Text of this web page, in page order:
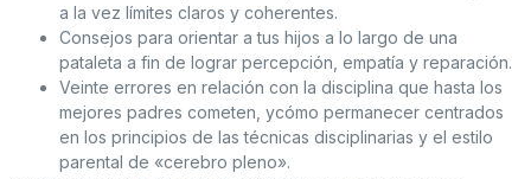
a la vez límites claros y coherentes.
Consejos para orientar a tus hijos a lo largo de una
pataleta a fin de lograr percepción, empatía y reparación.
Veinte errores en relación con la disciplina que hasta los
mejores padres cometen, ycómo permanecer centrados
en los principios de las técnicas disciplinarias y el estilo
parental de «cerebro pleno».